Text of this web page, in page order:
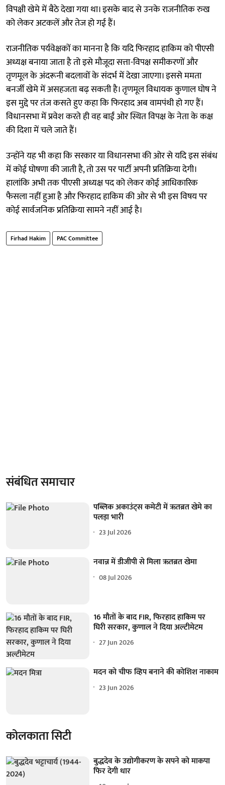
विपक्षी खेमे में बैठे देखा गया था। इसके बाद से उनके राजनीतिक रुख
को लेकर अटकलें और तेज हो गई हैं।
राजनीतिक पर्यवेक्षकों का मानना है कि यदि फिरहाद हाकिम को पीएसी
अध्यक्ष बनाया जाता है तो इसे मौजूदा सत्ता-विपक्ष समीकरणों और
तृणमूल के अंदरूनी बदलावों के संदर्भ में देखा जाएगा। इससे ममता
बनर्जी खेमे में असहजता बढ़ सकती है। तृणमूल विधायक कुणाल घोष ने
इस मुद्दे पर तंज कसते हुए कहा कि फिरहाद अब वामपंथी हो गए हैं।
विधानसभा में प्रवेश करते ही वह बाईं ओर स्थित विपक्ष के नेता के कक्ष
की दिशा में चले जाते हैं।
उन्होंने यह भी कहा कि सरकार या विधानसभा की ओर से यदि इस संबंध
में कोई घोषणा की जाती है, तो उस पर पार्टी अपनी प्रतिक्रिया देगी।
हालांकि अभी तक पीएसी अध्यक्ष पद को लेकर कोई आधिकारिक
फैसला नहीं हुआ है और फिरहाद हाकिम की ओर से भी इस विषय पर
कोई सार्वजनिक प्रतिक्रिया सामने नहीं आई है।
Firhad Hakim PAC Committee
संबंधित समाचार
पब्लिक अकाउंट्स कमेटी में ऋतब्रत खेमे का
पलड़ा भारी
23 Jul 2026
नवान्न में डीजीपी से मिला ऋतब्रत खेमा
08 Jul 2026
16 मौतों के बाद FIR, फिरहाद हाकिम पर
घिरी सरकार, कुणाल ने दिया अल्टीमेटम
27 Jun 2026
मदन को चीफ व्हिप बनाने की कोशिश नाकाम
23 Jun 2026
कोलकाता सिटी
बुद्धदेव के उद्योगीकरण के सपने को माकपा
फिर देगी धार